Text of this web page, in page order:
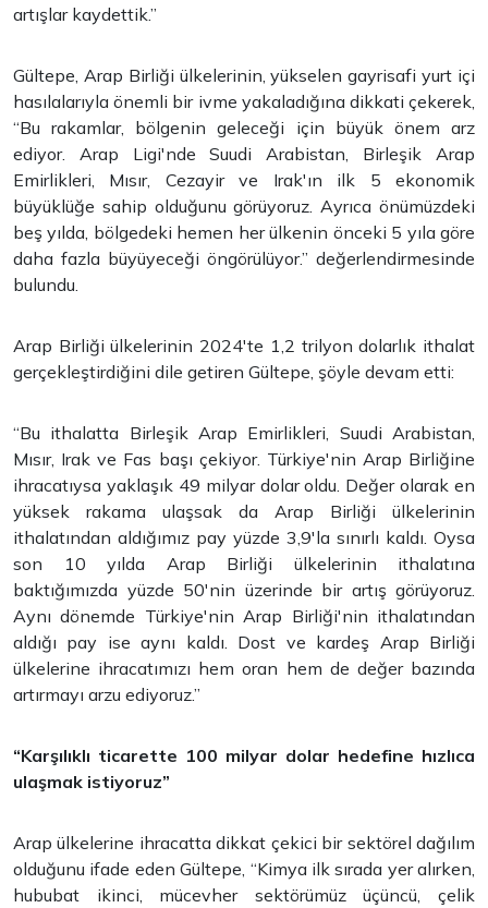
artışlar kaydettik.”
Gültepe, Arap Birliği ülkelerinin, yükselen gayrisafi yurt içi
hasılalarıyla önemli bir ivme yakaladığına dikkati çekerek,
“Bu rakamlar, bölgenin geleceği için büyük önem arz
ediyor. Arap Ligi'nde Suudi Arabistan, Birleşik Arap
Emirlikleri, Mısır, Cezayir ve Irak'ın ilk 5 ekonomik
büyüklüğe sahip olduğunu görüyoruz. Ayrıca önümüzdeki
beş yılda, bölgedeki hemen her ülkenin önceki 5 yıla göre
daha fazla büyüyeceği öngörülüyor.” değerlendirmesinde
bulundu.
Arap Birliği ülkelerinin 2024'te 1,2 trilyon dolarlık ithalat
gerçekleştirdiğini dile getiren Gültepe, şöyle devam etti:
“Bu ithalatta Birleşik Arap Emirlikleri, Suudi Arabistan,
Mısır, Irak ve Fas başı çekiyor. Türkiye'nin Arap Birliğine
ihracatıysa yaklaşık 49 milyar dolar oldu. Değer olarak en
yüksek rakama ulaşsak da Arap Birliği ülkelerinin
ithalatından aldığımız pay yüzde 3,9'la sınırlı kaldı. Oysa
son 10 yılda Arap Birliği ülkelerinin ithalatına
baktığımızda yüzde 50'nin üzerinde bir artış görüyoruz.
Aynı dönemde Türkiye'nin Arap Birliği'nin ithalatından
aldığı pay ise aynı kaldı. Dost ve kardeş Arap Birliği
ülkelerine ihracatımızı hem oran hem de değer bazında
artırmayı arzu ediyoruz.”
“Karşılıklı ticarette 100 milyar dolar hedefine hızlıca
ulaşmak istiyoruz”
Arap ülkelerine ihracatta dikkat çekici bir sektörel dağılım
olduğunu ifade eden Gültepe, “Kimya ilk sırada yer alırken,
hububat ikinci, mücevher sektörümüz üçüncü, çelik